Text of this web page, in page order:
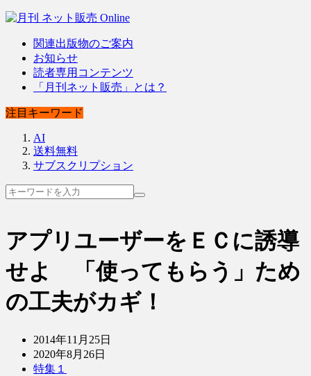
関連出版物のご案内
お知らせ
読者専用コンテンツ
「月刊ネット販売」とは？
注目キーワード
AI
送料無料
サブスクリプション
アプリユーザーをＥＣに誘導
せよ 「使ってもらう」ため
の工夫がカギ！
2014年11月25日
2020年8月26日
特集１